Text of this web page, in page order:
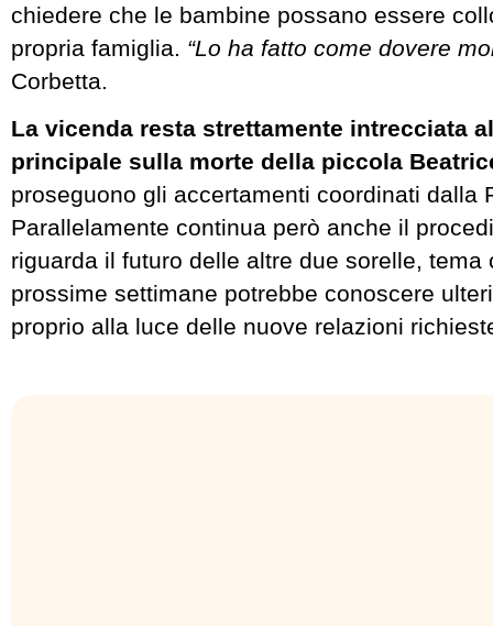
chiedere che le bambine possano essere
propria famiglia. “Lo ha fatto come dovere
Corbetta.
La vicenda resta strettamente intrecciata
principale sulla morte della piccola
proseguono gli accertamenti coordinati dalla
Parallelamente continua però anche il
riguarda il futuro delle altre due sorelle, tema
prossime settimane potrebbe conoscere
proprio alla luce delle nuove relazioni